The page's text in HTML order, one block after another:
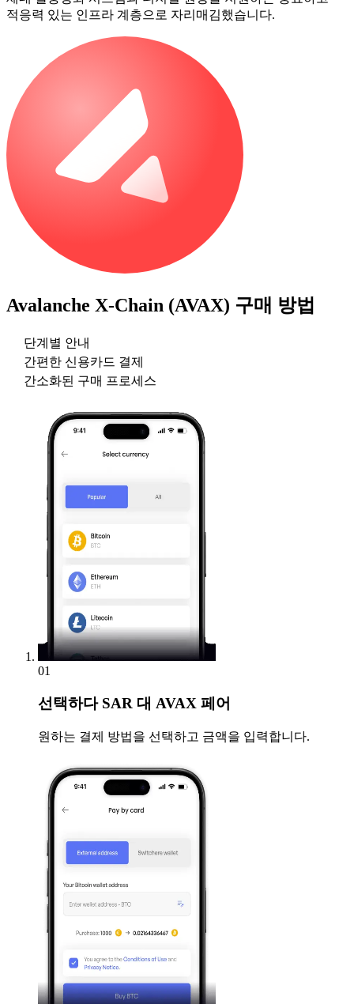
적응력 있는 인프라 계층으로 자리매김했습니다.
Avalanche X-Chain (AVAX) 구매 방법
단계별 안내
간편한 신용카드 결제
간소화된 구매 프로세스
01
선택하다SAR 대 AVAX 페어
원하는 결제 방법을 선택하고 금액을 입력합니다.